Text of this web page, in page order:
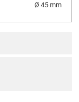
Ø 45 mm